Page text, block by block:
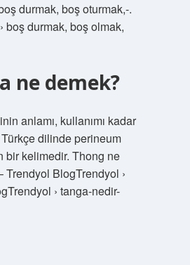
durmak, boş oturmak,-.
boş durmak, boş olmak,
ne demek?
anlamı, kullanımı kadar
Türkçe dilinde perineum
bir kelimedir. Thong ne
Trendyol BlogTrendyol ›
› tanga-nedir-